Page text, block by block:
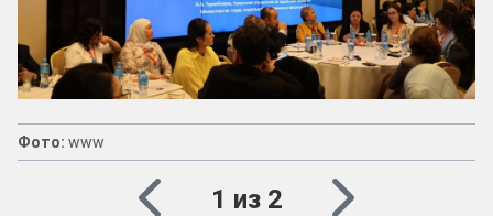
Фото: www
1 из 2